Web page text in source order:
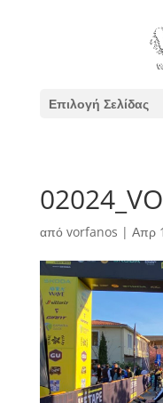
Επιλογή Σελίδας
από vorfanos | Απρ